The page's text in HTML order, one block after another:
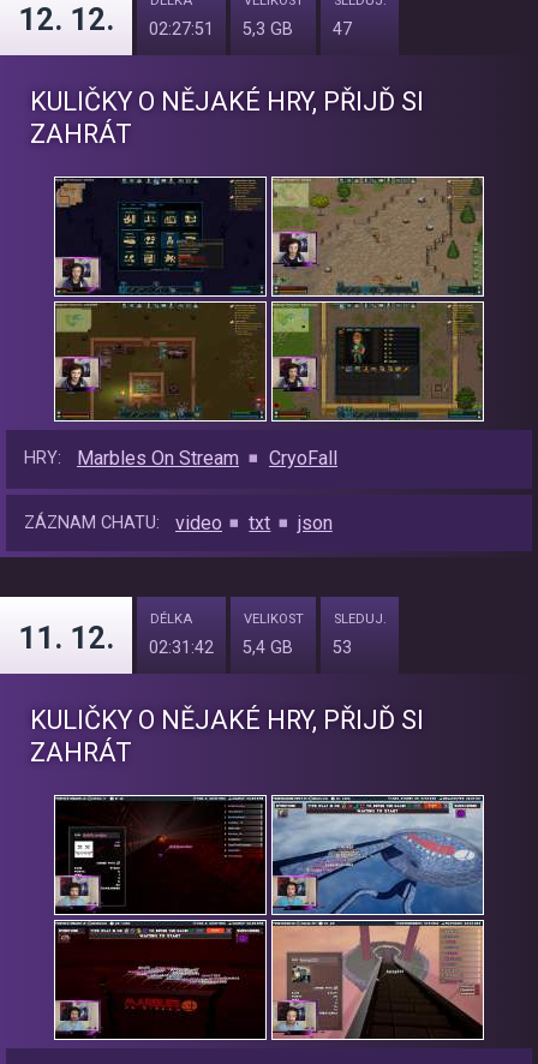
12. 12. 02:27:51 5,3 GB 47
KULIČKY O NĚJAKÉ HRY, PŘIJĎ SI
ZAHRÁT
HRY: Marbles On Stream CryoFall
ZÁZNAM CHATU: video txt json
11. 12.
DÉLKA
02:31:42
VELIKOST
5,4 GB
SLEDUJ.
53
KULIČKY O NĚJAKÉ HRY, PŘIJĎ SI
ZAHRÁT